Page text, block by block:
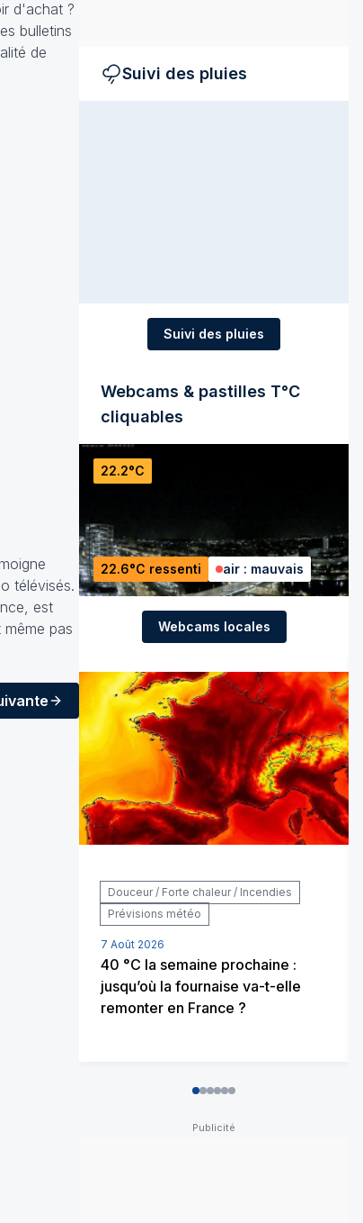
d'achat ?
bulletins
de
télévisés.
est
pas
Suivi des pluies
Suivi des pluies
Webcams & pastilles T°C
cliquables
22.2°C
22.6°C ressenti air : mauvais
Webcams locales
Douceur / Forte chaleur / Incendies
Prévisions météo
7 Août 2026
40 °C la semaine prochaine :
jusqu’où la fournaise va-t-elle
remonter en France ?
012345